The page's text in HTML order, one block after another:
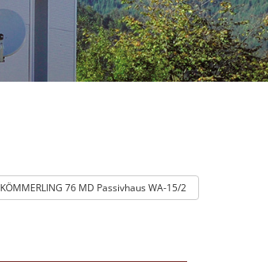
KÖMMERLING 76 MD Passivhaus WA-15/2